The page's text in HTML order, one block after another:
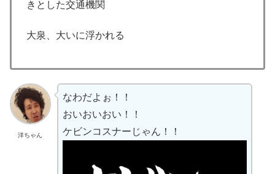
きとした交通機関
大泉、大いに浮かれる
洋ちゃん
なわだよぉ！！
おいおいおい！！
ケビンコスナーじゃん！！